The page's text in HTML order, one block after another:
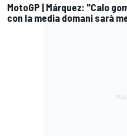
MotoGP | Márquez: "Calo
con la media domani sarà